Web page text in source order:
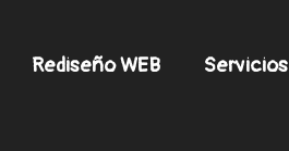
Rediseño WEB Servicios